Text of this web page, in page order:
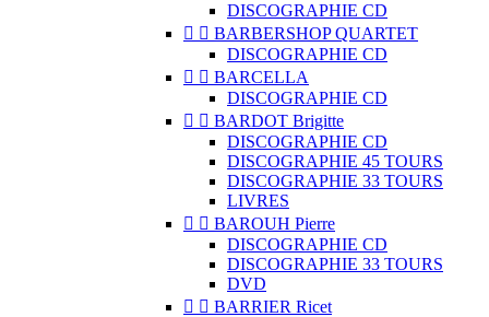
DISCOGRAPHIE CD
  BARBERSHOP QUARTET
DISCOGRAPHIE CD
  BARCELLA
DISCOGRAPHIE CD
  BARDOT Brigitte
DISCOGRAPHIE CD
DISCOGRAPHIE 45 TOURS
DISCOGRAPHIE 33 TOURS
LIVRES
  BAROUH Pierre
DISCOGRAPHIE CD
DISCOGRAPHIE 33 TOURS
DVD
  BARRIER Ricet